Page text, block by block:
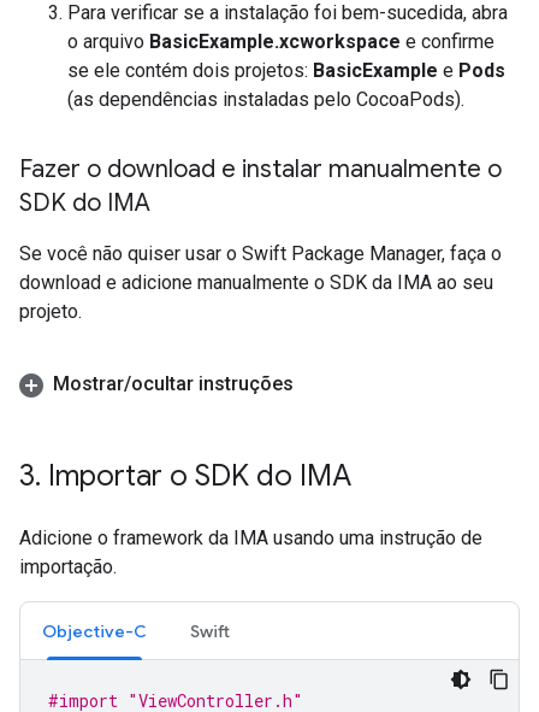
Para verificar se a instalação foi bem-sucedida, abra
o arquivo BasicExample.xcworkspace e confirme
se ele contém dois projetos: BasicExample e Pods
(as dependências instaladas pelo CocoaPods).
Fazer o download e instalar manualmente o
SDK do IMA
Se você não quiser usar o Swift Package Manager, faça o
download e adicione manualmente o SDK da IMA ao seu
projeto.
Mostrar/ocultar instruções
3. Importar o SDK do IMA
Adicione o framework da IMA usando uma instrução de
importação.
Objective-C Swift
#import "ViewController.h"